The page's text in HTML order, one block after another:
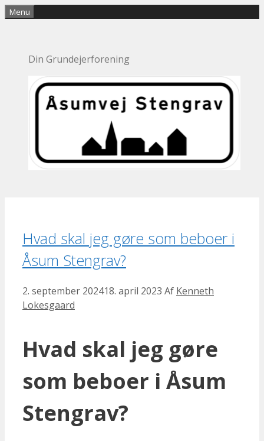
Hop
Menu
Din Grundejerforening
Hvad skal jeg gøre som beboer i
Åsum Stengrav?
2. september 202418. april 2023 Af Kenneth
Lokesgaard
Hvad skal jeg gøre
som beboer i Åsum
Stengrav?